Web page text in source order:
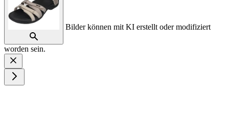
Bilder können mit KI erstellt oder modifiziert
worden sein.